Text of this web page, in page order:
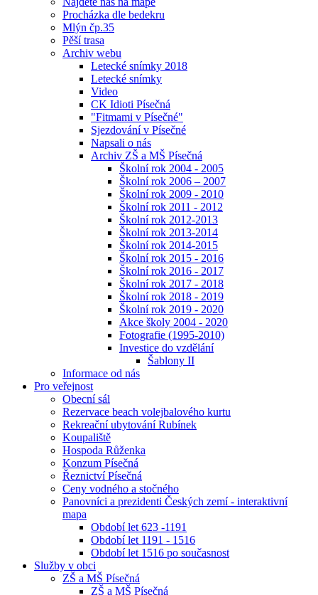
Procházka dle bedekru
Mlýn čp.35
Pěší trasa
Archiv webu
Letecké snímky 2018
Letecké snímky
Video
CK Idioti Písečná
"Fitmami v Písečné"
Sjezdování v Písečné
Napsali o nás
Archiv ZŠ a MŠ Písečná
Školní rok 2004 - 2005
Školní rok 2006 – 2007
Školní rok 2009 - 2010
Školní rok 2011 - 2012
Školní rok 2012-2013
Školní rok 2013-2014
Školní rok 2014-2015
Školní rok 2015 - 2016
Školní rok 2016 - 2017
Školní rok 2017 - 2018
Školní rok 2018 - 2019
Školní rok 2019 - 2020
Akce školy 2004 - 2020
Fotografie (1995-2010)
Investice do vzdělání
Šablony II
Informace od nás
Pro veřejnost
Obecní sál
Rezervace beach volejbalového kurtu
Rekreační ubytování Rubínek
Koupaliště
Hospoda Růženka
Konzum Písečná
Řeznictví Písečná
Ceny vodného a stočného
Panovníci a prezidenti Českých zemí - interaktivní
mapa
Období let 623 -1191
Období let 1191 - 1516
Období let 1516 po současnost
Služby v obci
ZŠ a MŠ Písečná
ZŠ a MŠ Písečná